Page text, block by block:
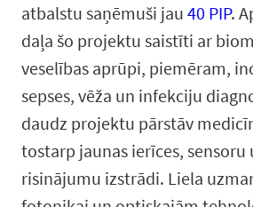
atbalstu saņēmuši jau 40 PIP.
daļa šo projektu saistīti ar
veselības aprūpi, piemēram,
sepses, vēža un infekciju
daudz projektu pārstāv
tostarp jaunas ierīces,
risinājumu izstrādi. Liela